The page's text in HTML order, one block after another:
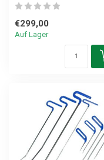
€299,00
Auf Lager